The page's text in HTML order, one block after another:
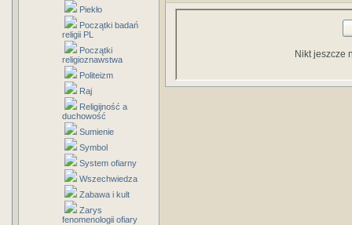
Piekło
Początki badań
religii PL
Początki
religioznawstwa
Politeizm
Raj
Religijność a
duchowość
Sumienie
Symbol
System ofiarny
Wszechwiedza
Zabawa i kult
Zarys
fenomenologii ofiary
Nikt jeszcze